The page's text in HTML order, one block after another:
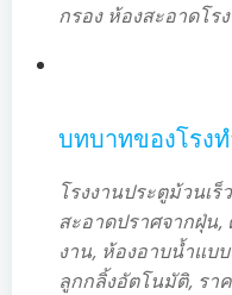
กรอง ห้องสะอาดโร
บทบาทของโรง
โรงงานประตูม้วนเร็
สะอาดปราศจากฝุ่น
งาน, ห้องอาบน้ำแบ
ลูกกลิ้งอัตโนมัติ, รา